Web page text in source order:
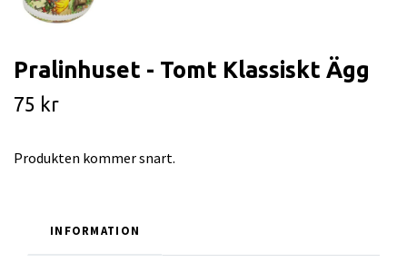
Pralinhuset - Tomt Klassiskt Ägg
75 kr
Produkten kommer snart.
INFORMATION